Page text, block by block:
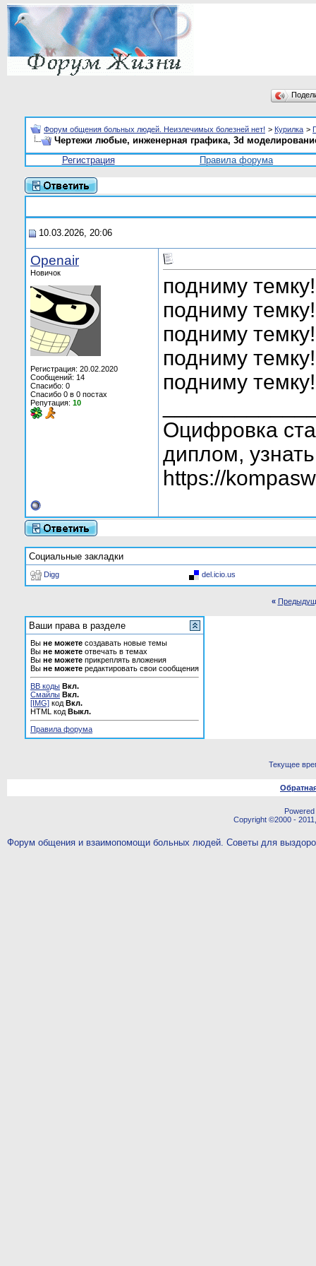
Форум общения больных людей. Неизлечимых болезней нет! > Курилка >
Чертежи любые, инженерная графика, 3d
Регистрация
Правила форума
10.03.2026, 20:06
Openair
Новичок
Регистрация: 20.02.2020
Сообщений: 14
Спасибо: 0
Спасибо 0 в 0 постах
Репутация: 10
подниму
подниму
подниму
подниму
подниму
Оцифровка
диплом,
https://
Социальные закладки
Digg del.icio.us
«
Ваши права в разделе
Вы не можете создавать новые темы
Вы не можете отвечать в темах
Вы не можете прикреплять вложения
Вы не можете редактировать свои сообщения
BB коды Вкл.
Смайлы Вкл.
[IMG] код Вкл.
HTML код Выкл.
Правила форума
Текущее
Copyright ©2000 -
Форум общения и взаимопомощи больных людей. Советы для